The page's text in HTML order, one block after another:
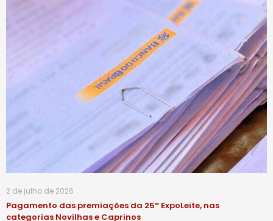
2 de julho de 2026
Pagamento das premiações da 25ª ExpoLeite, nas
categorias Novilhas e Caprinos